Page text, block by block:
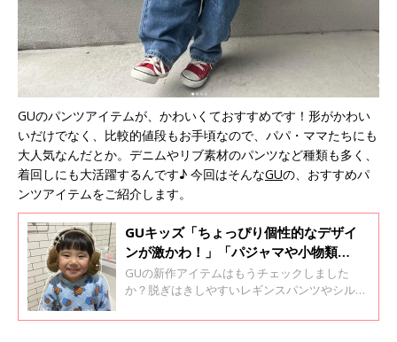
GUのパンツアイテムが、かわいくておすすめです！形がかわい
いだけでなく、比較的値段もお手頃なので、パパ・ママたちにも
大人気なんだとか。デニムやリブ素材のパンツなど種類も多く、
着回しにも大活躍するんです♪ 今回はそんなGUの、おすすめパ
ンツアイテムをご紹介します。
GUキッズ「ちょっぴり個性的なデザイ
ンが激かわ！」「パジャマや小物類
も！」この冬大活躍★新作アイテム4選
GUの新作アイテムはもうチェックしました
か？脱ぎはきしやすいレギンスパンツやシルエ
デザインのイヤーマフなど、ぜひともゲットし